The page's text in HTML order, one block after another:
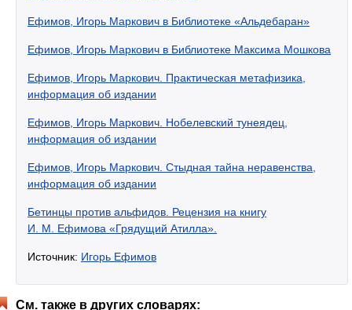
Ефимов, Игорь Маркович в Библиотеке «Альдебаран»
Ефимов, Игорь Маркович в Библиотеке Максима Мошкова
Ефимов, Игорь Маркович. Практическая метафизика,
информация об издании
Ефимов, Игорь Маркович. Нобелевский тунеядец,
информация об издании
Ефимов, Игорь Маркович. Стыдная тайна неравенства,
информация об издании
Бетинцы против альфидов. Рецензия на книгу
И. М. Ефимова «Грядущий Атилла».
Источник: Игорь Ефимов
См. также в других словарях: